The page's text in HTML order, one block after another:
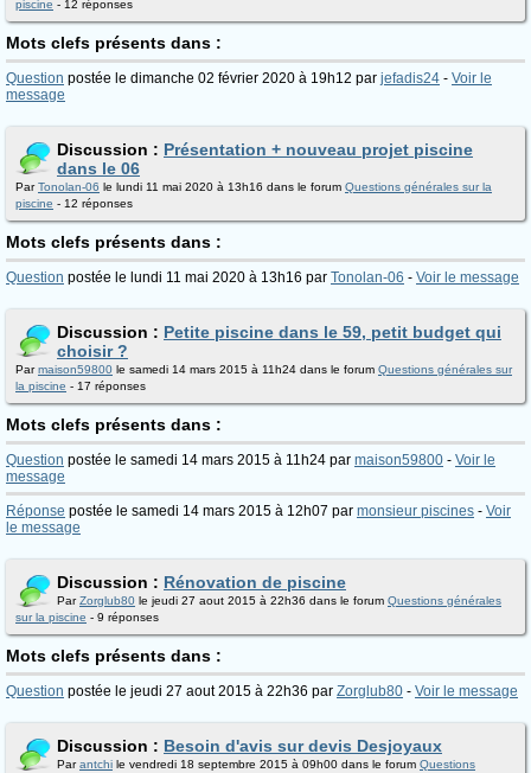
piscine - 12 réponses
Mots clefs présents dans :
Question postée le dimanche 02 février 2020 à 19h12 par jefadis24 - Voir le
message
Discussion : Présentation + nouveau projet piscine
dans le 06
ParTonolan-06 le lundi 11 mai 2020 à 13h16 dans le forum Questions générales sur la
piscine - 12 réponses
Mots clefs présents dans :
Question postée le lundi 11 mai 2020 à 13h16 par Tonolan-06 - Voir le message
Discussion : Petite piscine dans le 59, petit budget qui
choisir ?
Parmaison59800 le samedi 14 mars 2015 à 11h24 dans le forum Questions générales sur
la piscine - 17 réponses
Mots clefs présents dans :
Question postée le samedi 14 mars 2015 à 11h24 par maison59800 - Voir le
message
Réponse postée le samedi 14 mars 2015 à 12h07 par monsieur piscines - Voir
le message
Discussion : Rénovation de piscine
ParZorglub80 le jeudi 27 aout 2015 à 22h36 dans le forum Questions générales
sur la piscine - 9 réponses
Mots clefs présents dans :
Question postée le jeudi 27 aout 2015 à 22h36 par Zorglub80 - Voir le message
Discussion : Besoin d'avis sur devis Desjoyaux
Parantchi le vendredi 18 septembre 2015 à 09h00 dans le forum Questions